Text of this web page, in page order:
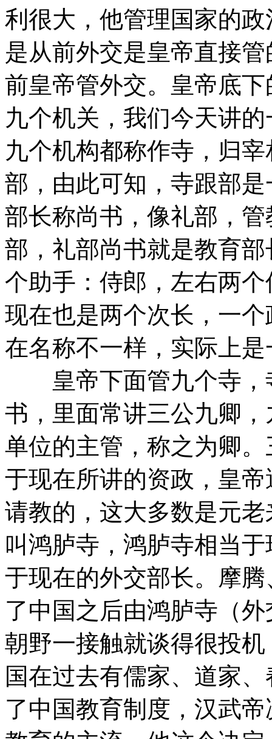
利很大，他管理国家的
是从前外交是皇帝直接
前皇帝管外交。皇帝底
九个机关，我们今天讲
九个机构都称作寺，归
部，由此可知，寺跟部
部长称尚书，像礼部，
部，礼部尚书就是教育
个助手：侍郎，左右两
现在也是两个次长，一
在名称不一样，实际上
皇帝下面管九个寺，
书，里面常讲三公九卿
单位的主管，称之为卿
于现在所讲的资政，皇
请教的，这大多数是元
叫鸿胪寺，鸿胪寺相当
于现在的外交部长。摩
了中国之后由鸿胪寺（
朝野一接触就谈得很投
国在过去有儒家、道家
了中国教育制度，汉武